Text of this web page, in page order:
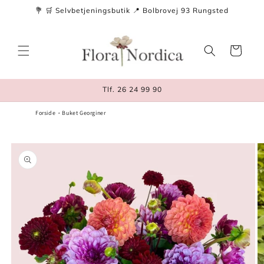
Gå til💐 🛒 Selvbetjeningsbutik 📍 Bolbrovej 93 Rungsted
Indkøbskurv
Tlf. 26 24 99 90
Forside Buket Georginer